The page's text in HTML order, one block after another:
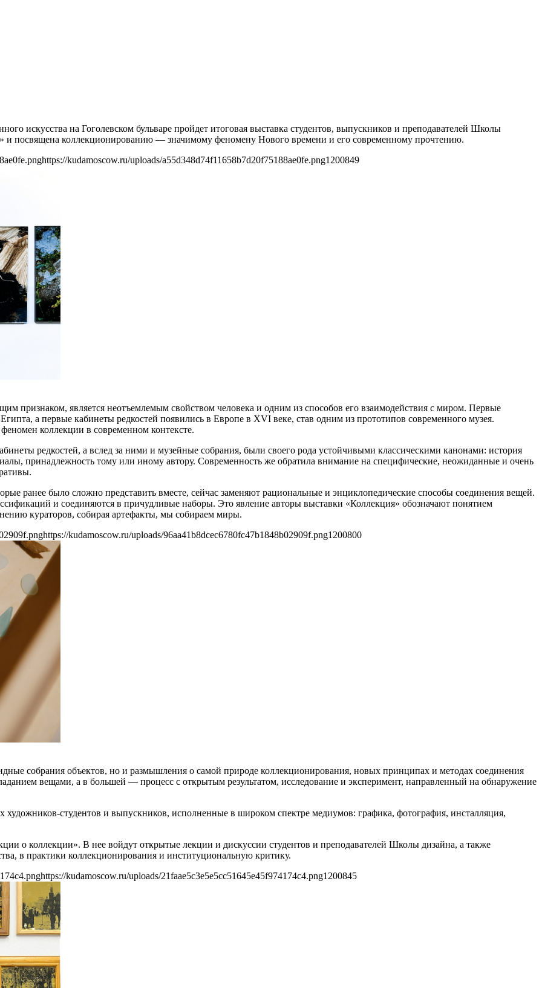
искусства на Гоголевском бульваре пройдет итоговая выставка студентов, выпускников и преподавателей Школы
и посвящена коллекционированию — значимому феномену Нового времени и его современному прочтению.
https://kudamoscow.ru/uploads/a55d348d74f11658b7d20f75188ae0fe.png1200849
признаком, является неотъемлемым свойством человека и одним из способов его взаимодействия с миром. Первые
а первые кабинеты редкостей появились в Европе в XVI веке, став одним из прототипов современного музея.
коллекции в современном контексте.
редкостей, а вслед за ними и музейные собрания, были своего рода устойчивыми классическими канонами: история
принадлежность тому или иному автору. Современность же обратила внимание на специфические, неожиданные и очень
ранее было сложно представить вместе, сейчас заменяют рациональные и энциклопедические способы соединения вещей.
и соединяются в причудливые наборы. Это явление авторы выставки «Коллекция» обозначают понятием
кураторов, собирая артефакты, мы собираем миры.
https://kudamoscow.ru/uploads/96aa41b8dcec6780fc47b1848b02909f.png1200800
собрания объектов, но и размышления о самой природе коллекционирования, новых принципах и методах соединения
вещами, а в большей — процесс с открытым результатом, исследование и эксперимент, направленный на обнаружение
художников-студентов и выпускников, исполненные в широком спектре медиумов: графика, фотография, инсталляция,
о коллекции». В нее войдут открытые лекции и дискуссии студентов и преподавателей Школы дизайна, а также
в практики коллекционирования и институциональную критику.
https://kudamoscow.ru/uploads/21faae5c3e5e5cc51645e45f974174c4.png1200845